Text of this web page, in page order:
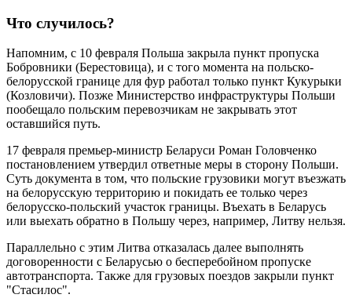
Что случилось?
Напомним, с 10 февраля Польша закрыла пункт пропуска
Бобровники (Берестовица), и с того момента на польско-
белорусской границе для фур работал только пункт Кукурыки
(Козловичи). Позже Министерство инфраструктуры Польши
пообещало польским перевозчикам не закрывать этот
оставшийся путь.
17 февраля премьер-министр Беларуси Роман Головченко
постановлением утвердил ответные меры в сторону Польши.
Суть документа в том, что польские грузовики могут въезжать
на белорусскую территорию и покидать ее только через
белорусско-польский участок границы. Въехать в Беларусь
или выехать обратно в Польшу через, например, Литву нельзя.
Параллельно с этим Литва отказалась далее выполнять
договоренности с Беларусью о бесперебойном пропуске
автотранспорта. Также для грузовых поездов закрыли пункт
"Стасилос".